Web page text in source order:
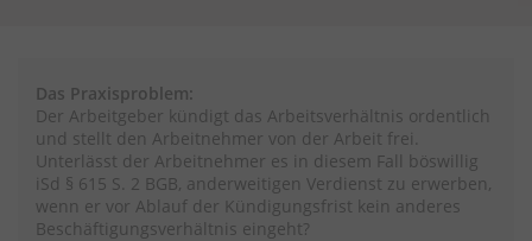
Das Praxisproblem:
Der Arbeitgeber kündigt das Arbeitsverhältnis ordentlich
und stellt den Arbeitnehmer von der Arbeit frei.
Unterlässt der Arbeitnehmer es in diesem Fall böswillig
iSd § 615 S. 2 BGB, anderweitigen Verdienst zu erwerben,
wenn er vor Ablauf der Kündigungsfrist kein anderes
Beschäftigungsverhältnis eingeht?